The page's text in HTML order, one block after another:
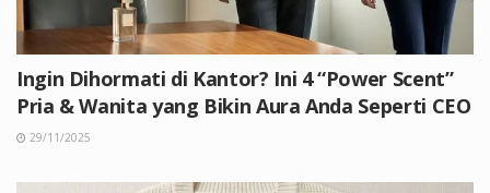
Ingin Dihormati di Kantor? Ini 4 “Power Scent”
Pria & Wanita yang Bikin Aura Anda Seperti CEO
29/11/2025